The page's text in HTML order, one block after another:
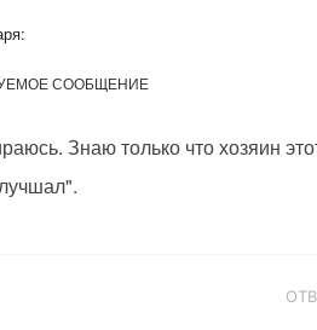
СООБЩЕНИЕ
Знаю только что хозяин